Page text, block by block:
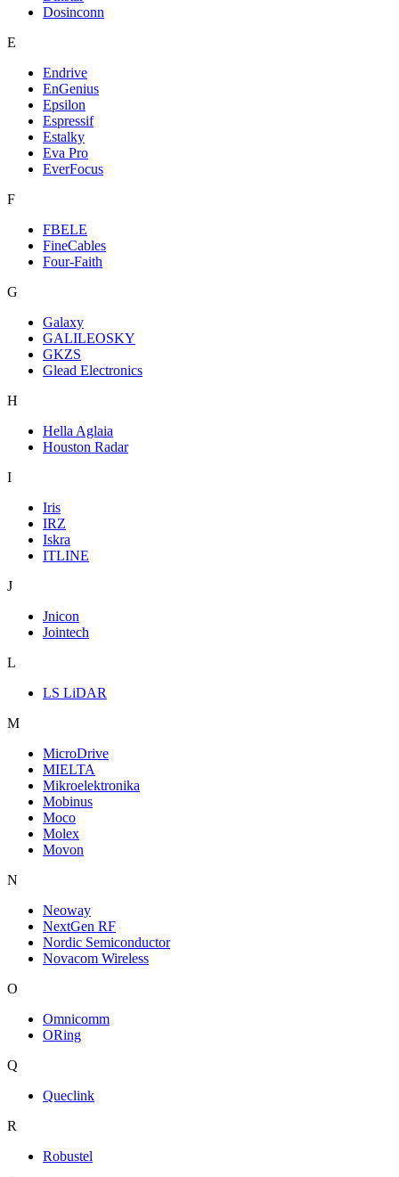
Dosinconn
E
Endrive
EnGenius
Epsilon
Espressif
Estalky
Eva Pro
EverFocus
F
FBELE
FineCables
Four-Faith
G
Galaxy
GALILEOSKY
GKZS
Glead Electronics
H
Hella Aglaia
Houston Radar
I
Iris
IRZ
Iskra
ITLINE
J
Jnicon
Jointech
L
LS LiDAR
M
MicroDrive
MIELTA
Mikroelektronika
Mobinus
Moco
Molex
Movon
N
Neoway
NextGen RF
Nordic Semiconductor
Novacom Wireless
O
Omnicomm
ORing
Q
Queclink
R
Robustel